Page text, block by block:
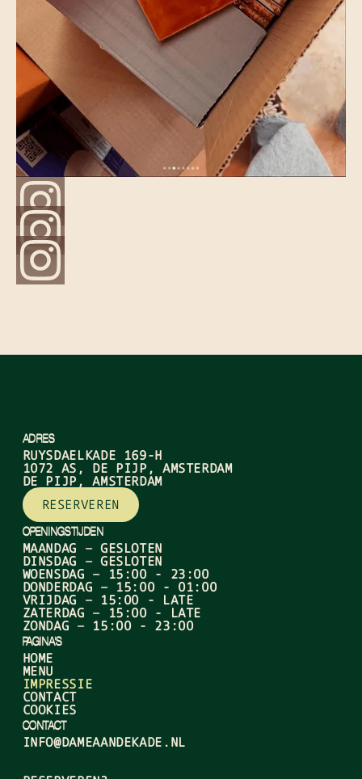
ADRES
RUYSDAELKADE 169-H
1072 AS, DE PIJP, AMSTERDAM
DE PIJP, AMSTERDAM
RESERVEREN
OPENINGSTIJDEN
MAANDAG – GESLOTEN
DINSDAG – GESLOTEN
WOENSDAG – 15:00 - 23:00
DONDERDAG – 15:00 - 01:00
VRIJDAG – 15:00 - LATE
ZATERDAG – 15:00 - LATE
ZONDAG – 15:00 - 23:00
PAGINA'S
HOME
MENU
IMPRESSIE
CONTACT
COOKIES
CONTACT
INFO@DAMEAANDEKADE.NL